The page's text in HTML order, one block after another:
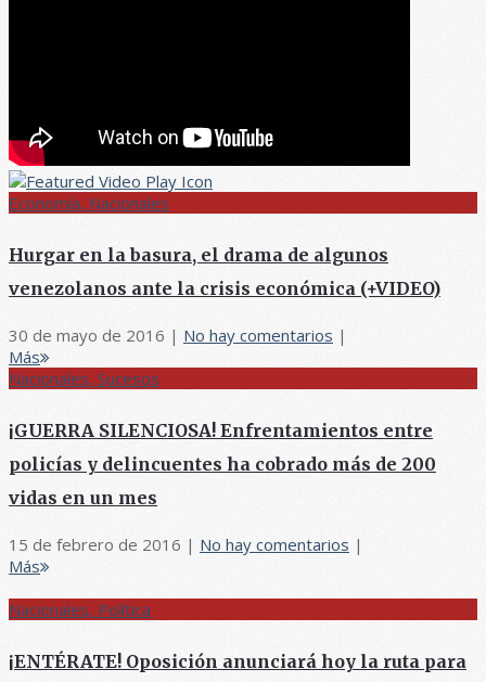
Economía, Nacionales
Hurgar en la basura, el drama de algunos
venezolanos ante la crisis económica (+VIDEO)
30 de mayo de 2016 | No hay comentarios |
Más
Nacionales, Sucesos
¡GUERRA SILENCIOSA! Enfrentamientos entre
policías y delincuentes ha cobrado más de 200
vidas en un mes
15 de febrero de 2016 | No hay comentarios |
Más
Nacionales, Política
¡ENTÉRATE! Oposición anunciará hoy la ruta para